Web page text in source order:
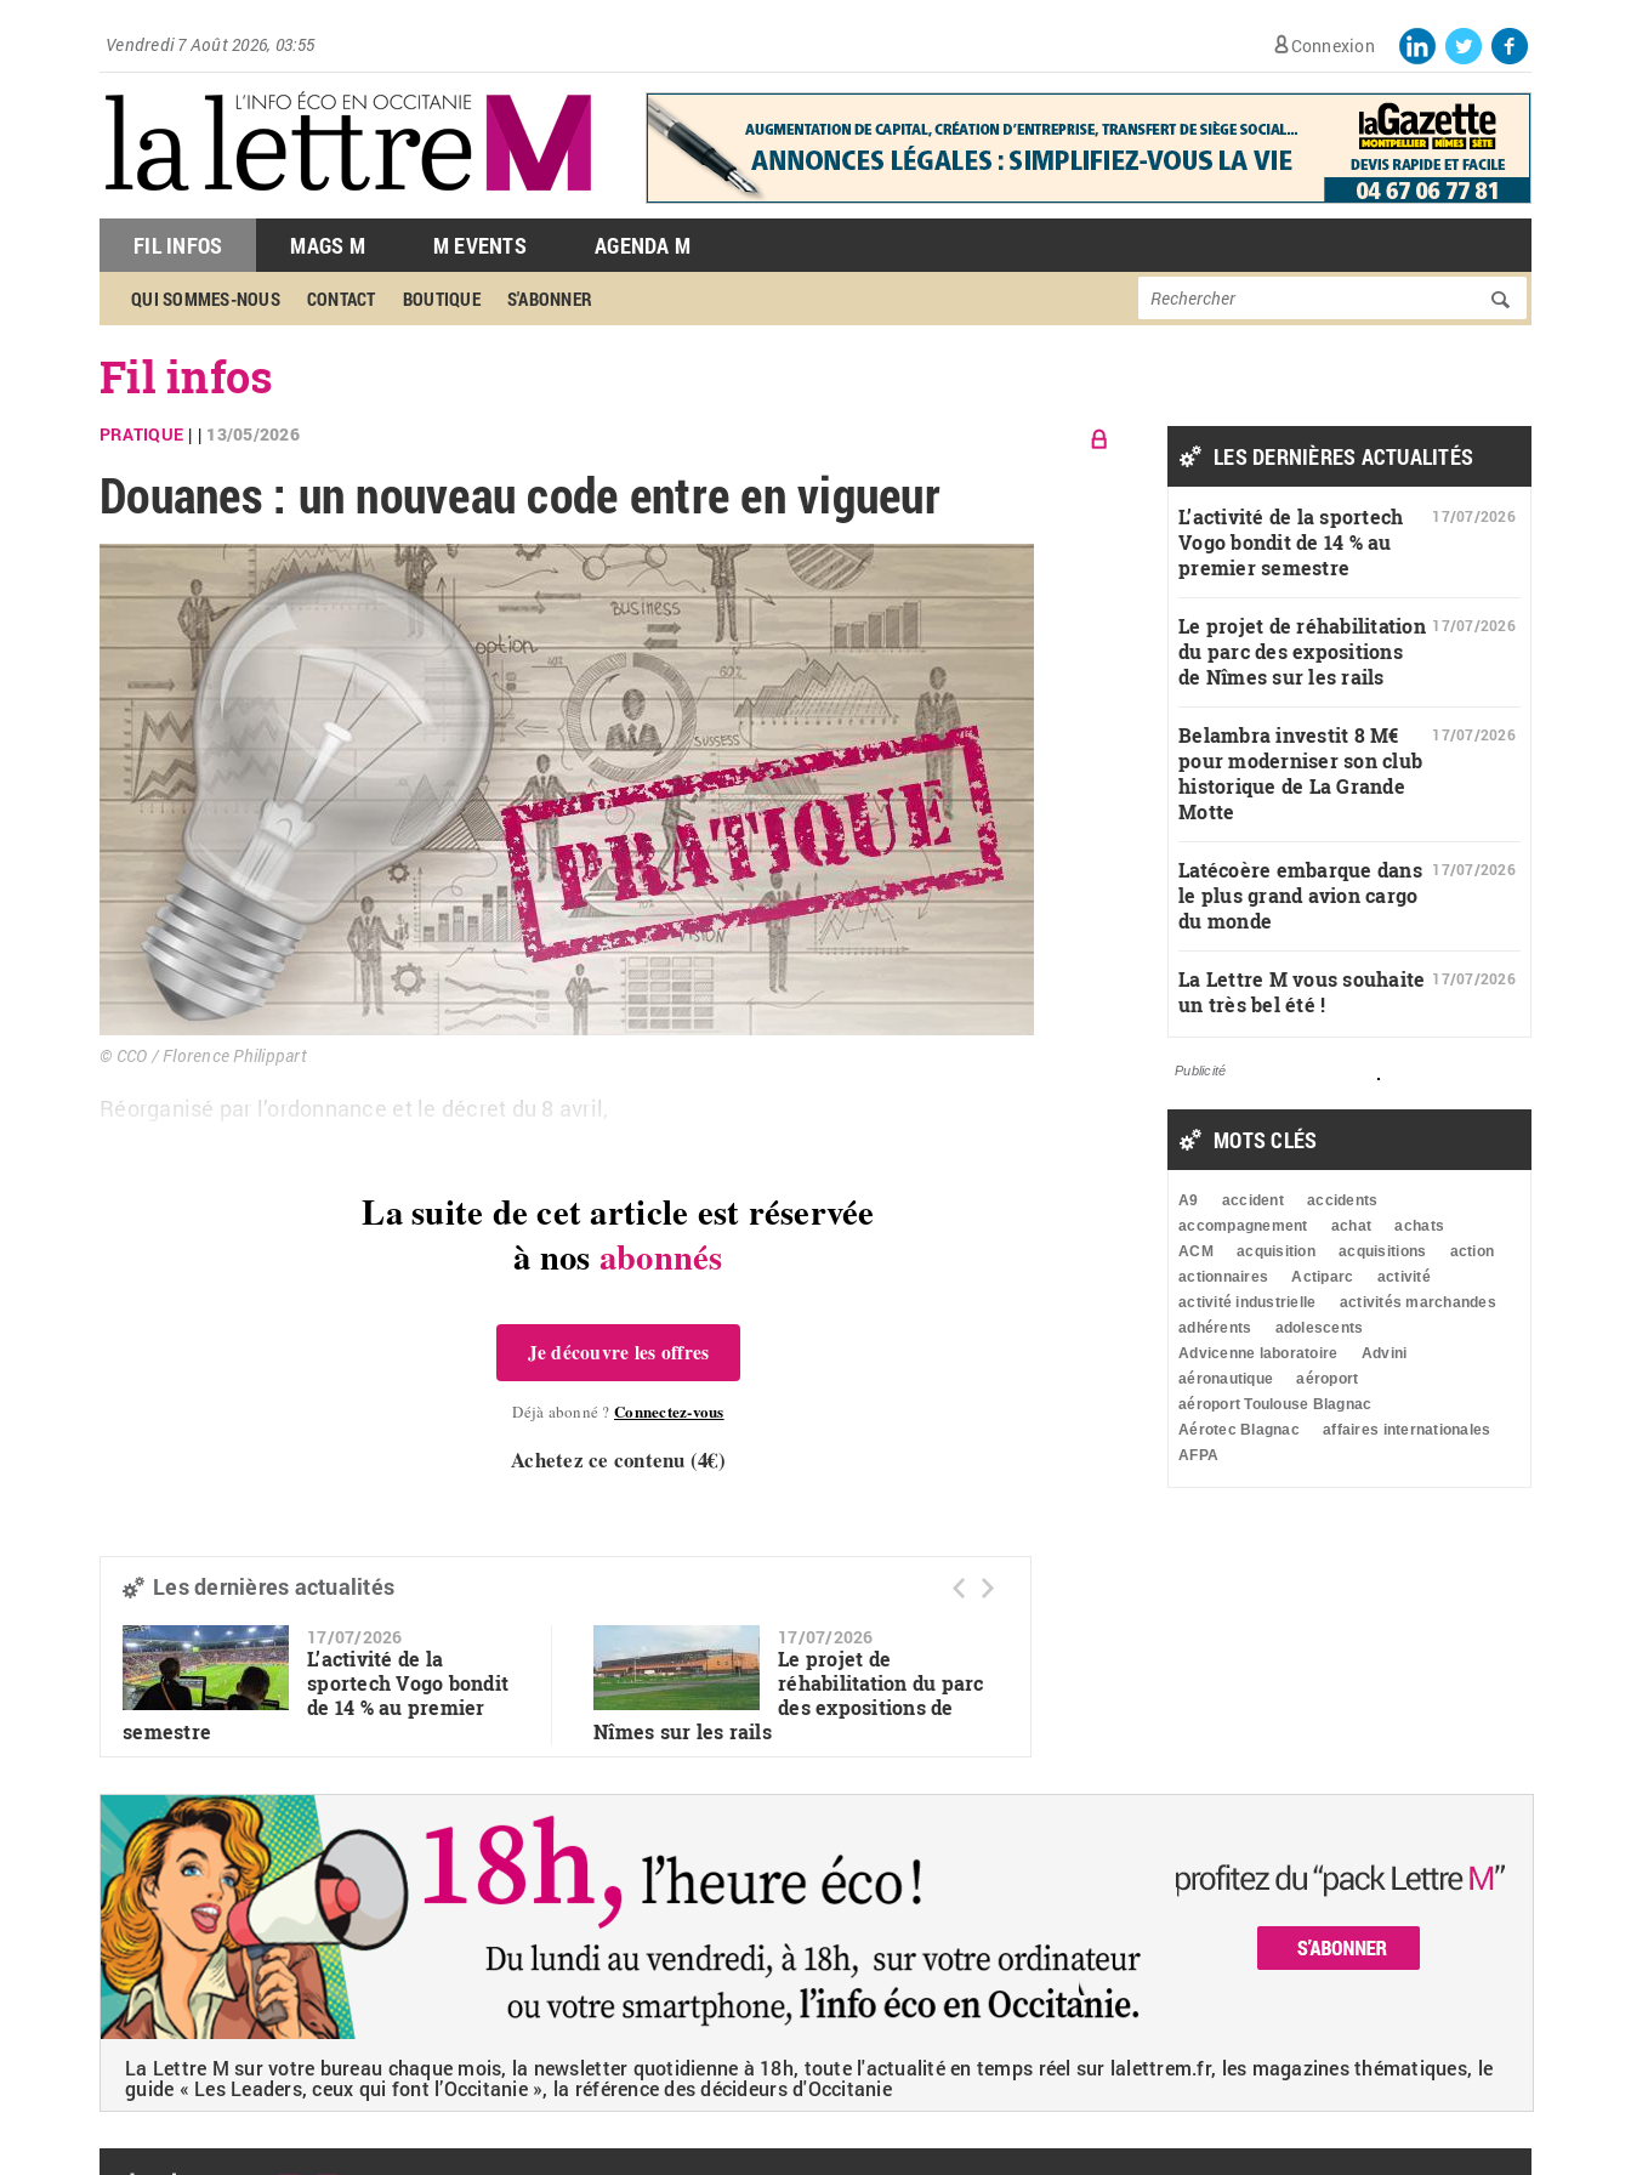
Vendredi 7 Août 2026, 03:55 Connexion
FIL INFOS MAGS M M EVENTS AGENDA M
QUI SOMMES-NOUS CONTACT BOUTIQUE S'ABONNER Formulaire de
Rechercher
Fil infos
PRATIQUE 13/05/2026
Douanes : un nouveau code entre en vigueur
© CCO / Florence Philippart
Réorganisé par l’ordonnance et le décret du 8 avril,
La suite de cet article est réservée
à nosabonnés
Je découvre les offres
Déjà abonné ? Connectez-vous
Achetez ce contenu (4€)
Les dernières actualités
17/07/2026
L’activité de la
sportech Vogo bondit
de 14 % au premier
semestre
17/07/2026
Le projet de
réhabilitation du parc
des expositions de
Nîmes sur les rails
LES DERNIÈRES ACTUALITÉS
L’activité de la sportech
Vogo bondit de 14 % au
premier semestre
17/07/2026
Le projet de réhabilitation
du parc des expositions
de Nîmes sur les rails
17/07/2026
Belambra investit 8 M€
pour moderniser son club
historique de La Grande
Motte
17/07/2026
Latécoère embarque dans
le plus grand avion cargo
du monde
17/07/2026
La Lettre M vous souhaite
un très bel été !
17/07/2026
Publicité
MOTS CLÉS
A9 accident
accidents
accompagnement
achat
achats
ACM
acquisition acquisitions
action
actionnaires
Actiparc
activité
activité industrielle
activités marchandes
adhérents
adolescents
Advicenne laboratoire
Advini
aéronautique
aéroport
aéroport Toulouse Blagnac
Aérotec Blagnac
affaires internationales
AFPA
La Lettre M sur votre bureau chaque mois, la newsletter quotidienne à 18h, toute l'actualité en temps réel sur lalettrem.fr, les magazines thématiques, le
guide « Les Leaders, ceux qui font l’Occitanie », la référence des décideurs d'Occitanie